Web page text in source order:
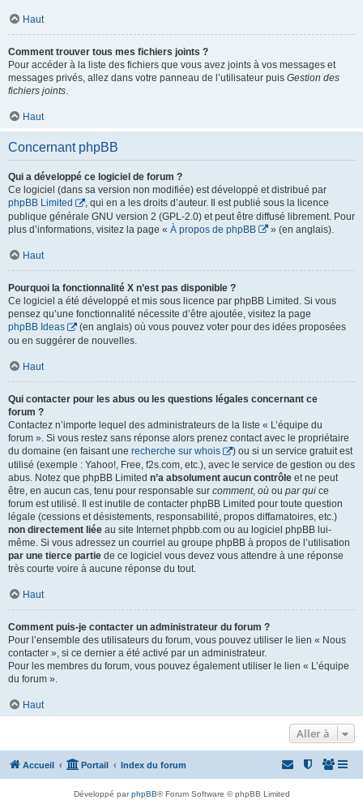
Haut
Comment trouver tous mes fichiers joints ?
Pour accéder à la liste des fichiers que vous avez joints à vos messages et
messages privés, allez dans votre panneau de l’utilisateur puis Gestion des
fichiers joints.
Haut
Concernant phpBB
Qui a développé ce logiciel de forum ?
Ce logiciel (dans sa version non modifiée) est développé et distribué par
phpBB Limited
, qui en a les droits d’auteur. Il est publié sous la licence
publique générale GNU version 2 (GPL-2.0) et peut être diffusé librement. Pour
plus d’informations, visitez la page « À propos de phpBB » (en anglais).
Haut
Pourquoi la fonctionnalité X n’est pas disponible ?
Ce logiciel a été développé et mis sous licence par phpBB Limited. Si vous
pensez qu’une fonctionnalité nécessite d’être ajoutée, visitez la page
phpBB Ideas
(en anglais) où vous pouvez voter pour des idées proposées
ou en suggérer de nouvelles.
Haut
Qui contacter pour les abus ou les questions légales concernant ce
forum ?
Contactez n’importe lequel des administrateurs de la liste « L’équipe du
forum ». Si vous restez sans réponse alors prenez contact avec le propriétaire
du domaine (en faisant une recherche sur whois
) ou si un service gratuit est
utilisé (exemple : Yahoo!, Free, f2s.com, etc.), avec le service de gestion ou des
abus. Notez que phpBB Limited n’a absolument aucun contrôle et ne peut
être, en aucun cas, tenu pour responsable sur comment, où ou par qui ce
forum est utilisé. Il est inutile de contacter phpBB Limited pour toute question
légale (cessions et désistements, responsabilité, propos diffamatoires, etc.)
non directement liée au site Internet phpbb.com ou au logiciel phpBB lui-
même. Si vous adressez un courriel au groupe phpBB à propos de l’utilisation
par une tierce partie de ce logiciel vous devez vous attendre à une réponse
très courte voire à aucune réponse du tout.
Haut
Comment puis-je contacter un administrateur du forum ?
Pour l’ensemble des utilisateurs du forum, vous pouvez utiliser le lien « Nous
contacter », si ce dernier a été activé par un administrateur.
Pour les membres du forum, vous pouvez également utiliser le lien « L’équipe
du forum ».
Haut
Aller à
Accueil Portail Index du forum
Développé parphpBB® Forum Software © phpBB Limited